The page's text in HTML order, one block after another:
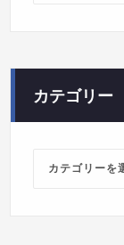
カテゴリー